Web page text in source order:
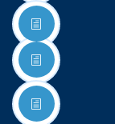
h
h
h